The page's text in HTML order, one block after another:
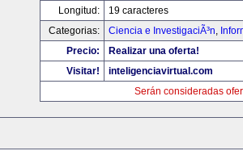
Longitud:
19 caracteres
Categorias:
Ciencia e InvestigaciÃ³n,
Precio:
Realizar una oferta!
Visitar!
inteligenciavirtual.com
Serán consideradas